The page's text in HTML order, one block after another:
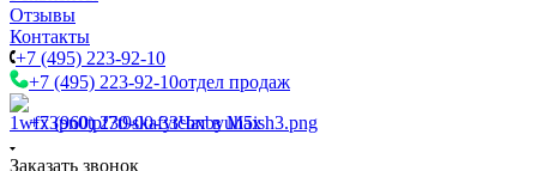
Отзывы
Контакты
+7 (495) 223-92-10
+7 (495) 223-92-10отдел продаж
+7 (960) 230-00-33Чат в Max
Заказать звонок